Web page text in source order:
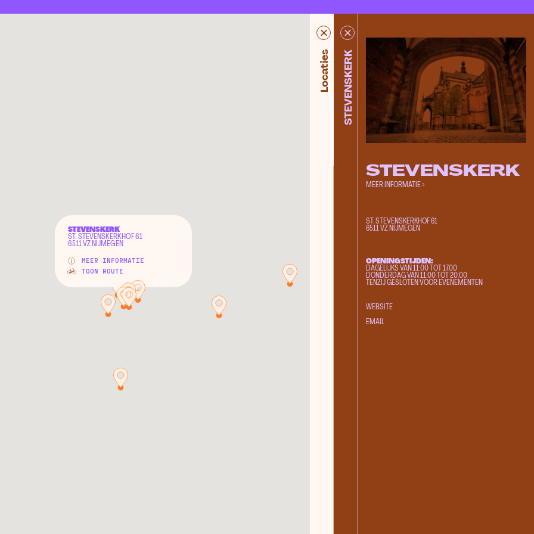
STEVENSKERK
ST. STEVENSKERKHOF 61
6511 VZ NIJMEGEN
MEER INFORMATIE
TOON ROUTE
Locaties
POST Nijmegen
Valkhof Museum
Zicht Kunstruimte
International Drawing Center
Cultuurhuis Lindenberg
Rosie's
Extrapool
Besiendershuis
Platform DIS
Fabrikaat
Galerie Zeven Zomers
Kunstmagazijn
Stevenskerk
STEVENSKERK
STEVENSKERK
MEER INFORMATIE >
ST. STEVENSKERKHOF 61
6511 VZ NIJMEGEN
OPENINGSTIJDEN:
DAGELIJKS VAN 11:00 TOT 17.00
DONDERDAG VAN 11:00 TOT 20:00
TENZIJ GESLOTEN VOOR EVENEMENTEN
WEBSITE
EMAIL